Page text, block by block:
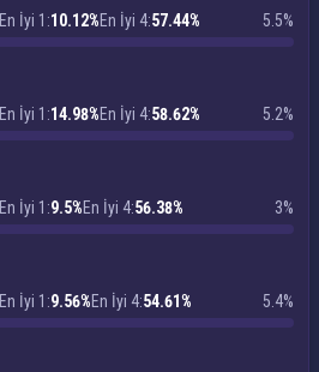
En İyi 1:10.12%En İyi 4:57.44% 5.5%
En İyi 1:14.98%En İyi 4:58.62% 5.2%
En İyi 1:9.5%En İyi 4:56.38% 3%
En İyi 1:9.56%En İyi 4:54.61% 5.4%